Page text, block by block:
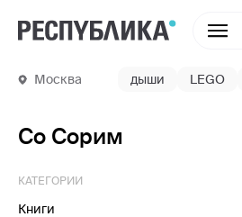
Москва дыши LEGO
Со Сорим
КАТЕГОРИИ
Книги